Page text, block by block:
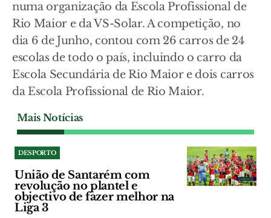
numa organização da Escola Profissional de
Rio Maior e da VS-Solar. A competição, no
dia 6 de Junho, contou com 26 carros de 24
escolas de todo o país, incluindo o carro da
Escola Secundária de Rio Maior e dois carros
da Escola Profissional de Rio Maior.
Mais Notícias
DESPORTO
União de Santarém com
revolução no plantel e
objectivo de fazer melhor na
Liga 3